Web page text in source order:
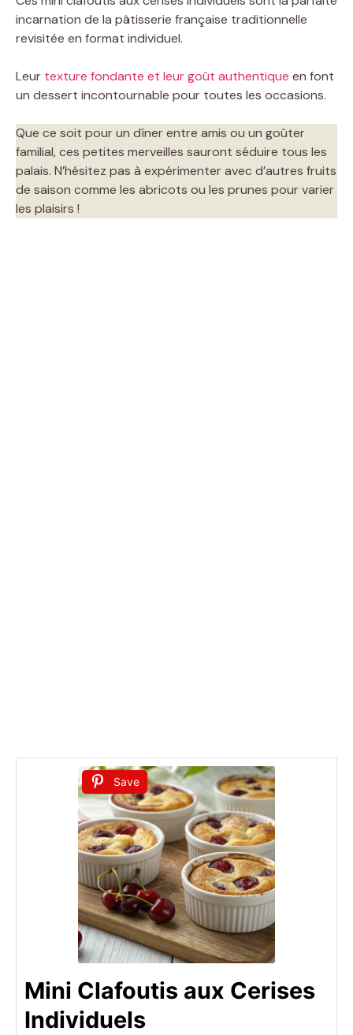
incarnation de la pâtisserie française traditionnelle
revisitée en format individuel.
Leur texture fondante et leur goût authentique en font
un dessert incontournable pour toutes les occasions.
Que ce soit pour un dîner entre amis ou un goûter
familial, ces petites merveilles sauront séduire tous les
palais. N’hésitez pas à expérimenter avec d’autres fruits
de saison comme les abricots ou les prunes pour varier
les plaisirs !
Save
Mini Clafoutis aux Cerises
Individuels